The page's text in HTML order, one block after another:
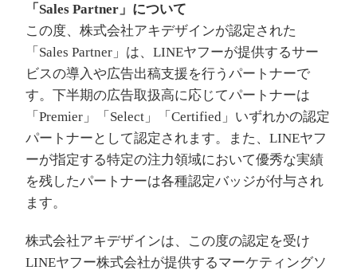
「Sales Partner」について
この度、株式会社アキデザインが認定された
「Sales Partner」は、LINEヤフーが提供するサー
ビスの導入や広告出稿支援を行うパートナーで
す。下半期の広告取扱高に応じてパートナーは
「Premier」「Select」「Certified」いずれかの認定
パートナーとして認定されます。また、LINEヤフ
ーが指定する特定の注力領域において優秀な実績
を残したパートナーは各種認定バッジが付与され
ます。
株式会社アキデザインは、この度の認定を受け
LINEヤフー株式会社が提供するマーケティングソ